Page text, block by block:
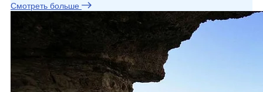
Смотреть больше